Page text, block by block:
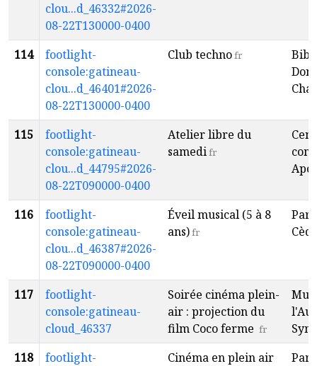
clou...d_46332#2026-
08-22T130000-0400
114
footlight-
console:gatineau-
clou...d_46401#2026-
08-22T130000-0400
Club technofr
115
footlight-
console:gatineau-
clou...d_44795#2026-
08-22T090000-0400
Atelier libre du
samedifr
116
footlight-
console:gatineau-
clou...d_46387#2026-
08-22T090000-0400
Éveil musical (5 à 8
ans)fr
117
footlight-
console:gatineau-
cloud_46337
Soirée cinéma plein-
air : projection du
film Coco ferme fr
118
footlight-
Cinéma en plein air